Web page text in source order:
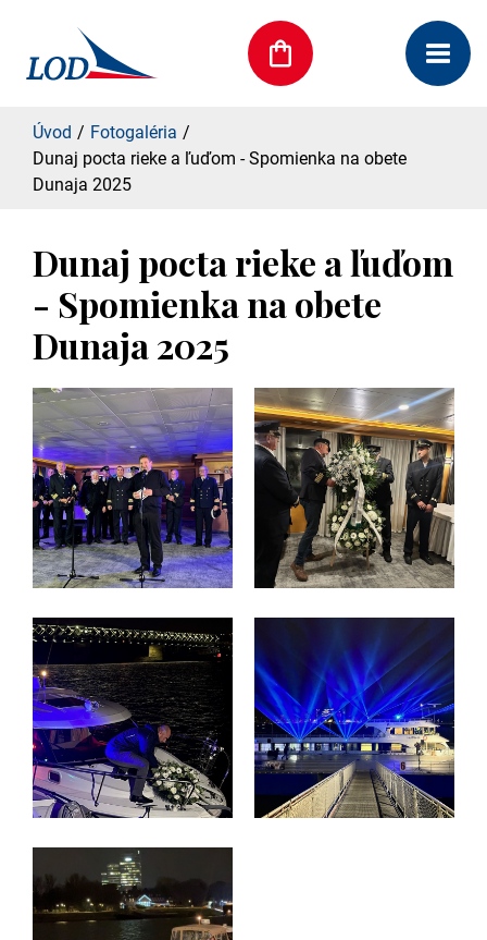
Úvod
Fotogaléria
Dunaj pocta rieke a ľuďom - Spomienka na obete
Dunaja 2025
Dunaj pocta rieke a ľuďom
- Spomienka na obete
Dunaja 2025